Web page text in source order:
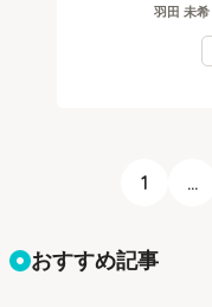
羽田 未希
1 ...
おすすめ記事